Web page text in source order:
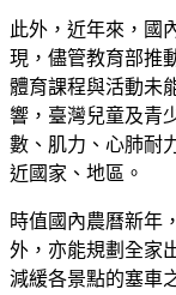
此外，近年來，國
現，儘管教育部推
體育課程與活動未
響，臺灣兒童及青
數、肌力、心肺耐
近國家、地區。
時值國內農曆新年
外，亦能規劃全家
減緩各景點的塞車